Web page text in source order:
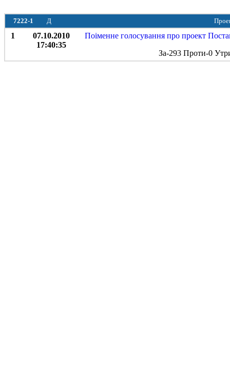
7222-1 Д
1
07.10.2010
17:40:35
Поіменне голосування про проект
За-293 Проти-0